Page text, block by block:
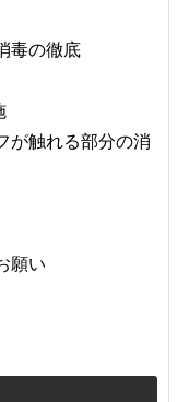
毒の徹底
が触れる部分の消
願い